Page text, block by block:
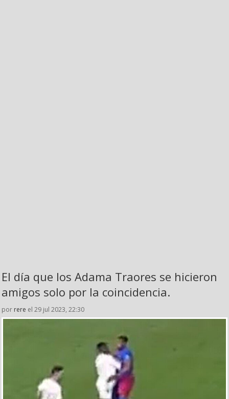
El día que los Adama Traores se hicieron
amigos solo por la coincidencia.
por rere el 29 jul 2023, 22:30